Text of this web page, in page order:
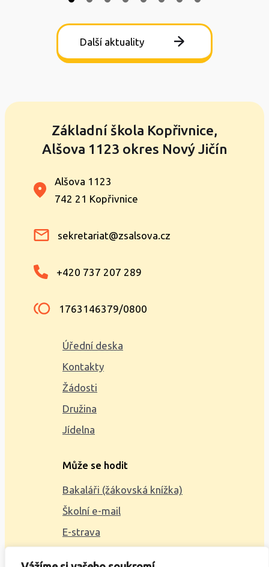
Další aktuality
Základní škola Kopřivnice,
Alšova 1123 okres Nový Jičín
Alšova 1123
742 21 Kopřivnice
sekretariat@zsalsova.cz
+420 737 207 289
1763146379/0800
Úřední deska
Kontakty
Žádosti
Družina
Jídelna
Může se hodit
Bakaláři (žákovská knížka)
Školní e-mail
E-strava